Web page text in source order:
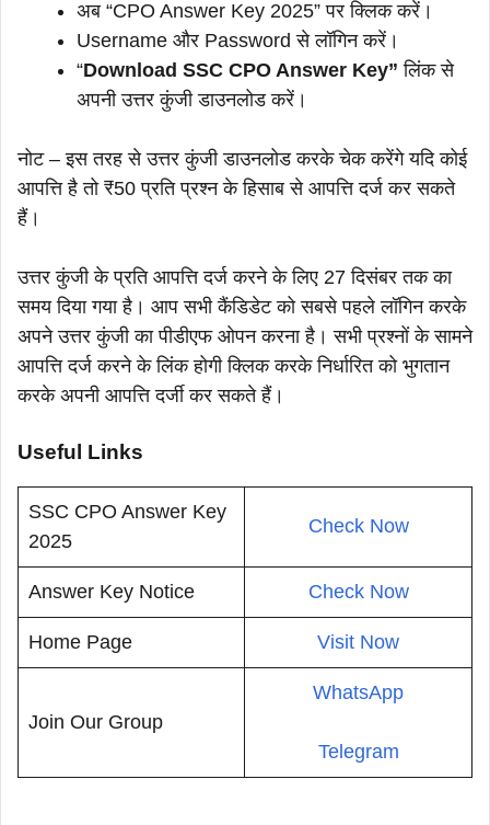
अब “CPO Answer Key 2025” पर क्लिक करें।
Username और Password से लॉगिन करें।
“Download SSC CPO Answer Key” लिंक से
अपनी उत्तर कुंजी डाउनलोड करें।
नोट – इस तरह से उत्तर कुंजी डाउनलोड करके चेक करेंगे यदि कोई
आपत्ति है तो ₹50 प्रति प्रश्न के हिसाब से आपत्ति दर्ज कर सकते
हैं।
उत्तर कुंजी के प्रति आपत्ति दर्ज करने के लिए 27 दिसंबर तक का
समय दिया गया है। आप सभी कैंडिडेट को सबसे पहले लॉगिन करके
अपने उत्तर कुंजी का पीडीएफ ओपन करना है। सभी प्रश्नों के सामने
आपत्ति दर्ज करने के लिंक होगी क्लिक करके निर्धारित को भुगतान
करके अपनी आपत्ति दर्जी कर सकते हैं।
Useful Links
SSC CPO Answer Key
2025
Check Now
Answer Key Notice Check Now
Home Page Visit Now
Join Our Group
WhatsApp
Telegram